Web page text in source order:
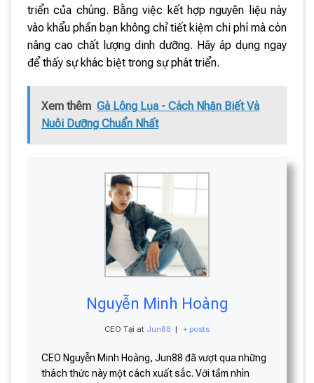
triển của chúng. Bằng việc kết hợp nguyên liệu này
vào khẩu phần bạn không chỉ tiết kiệm chi phí mà còn
nâng cao chất lượng dinh dưỡng. Hãy áp dụng ngay
để thấy sự khác biệt trong sự phát triển.
Xem thêm Gà Lông Lụa - Cách Nhận Biết Và
Nuôi Dưỡng Chuẩn Nhất
Nguyễn Minh Hoàng
CEO Tại at Jun88 | + posts
CEO Nguyễn Minh Hoàng, Jun88 đã vượt qua những
thách thức này một cách xuất sắc. Với tầm nhìn